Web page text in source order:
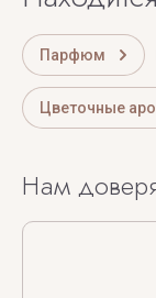
Парфюм
Цветочные
Нам